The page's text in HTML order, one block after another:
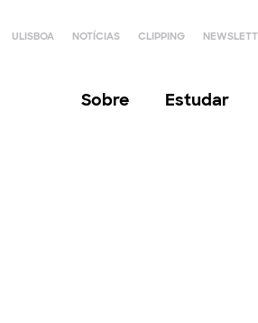
ULISBOA NOTÍCIAS CLIPPING
Sobre Estudar